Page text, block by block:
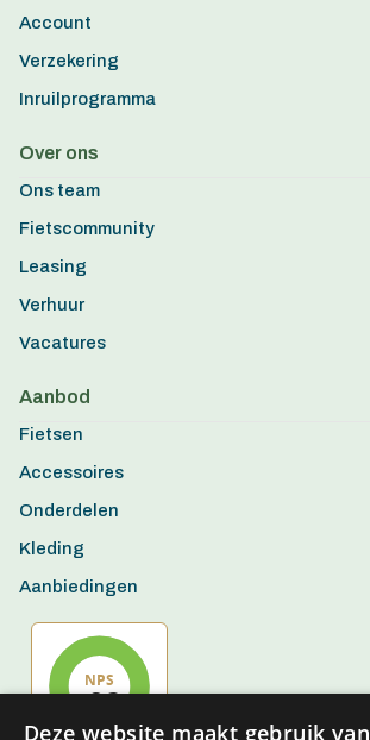
Account
Verzekering
Inruilprogramma
Over ons
Ons team
Fietscommunity
Leasing
Verhuur
Vacatures
Aanbod
Fietsen
Accessoires
Onderdelen
Kleding
Aanbiedingen
Deze website maakt gebruik van